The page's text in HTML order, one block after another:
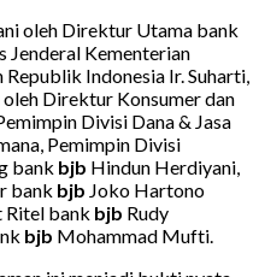
oleh Direktur Utama bank
Jenderal Kementerian
Indonesia Ir. Suharti,
Direktur Konsumer dan
Divisi Dana & Jasa
Pemimpin Divisi
bank bjb Hindun Herdiyani,
bank bjb Joko Hartono
Ritel bank bjb Rudy
bjb Mohammad Mufti.